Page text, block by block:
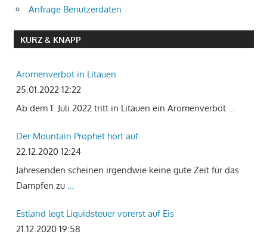
Anfrage Benutzerdaten
KURZ & KNAPP
Aromenverbot in Litauen
25.01.2022 12:22
Ab dem 1. Juli 2022 tritt in Litauen ein Aromenverbot …
Der Mountain Prophet hört auf
22.12.2020 12:24
Jahresenden scheinen irgendwie keine gute Zeit für das
Dampfen zu …
Estland legt Liquidsteuer vorerst auf Eis
21.12.2020 19:58